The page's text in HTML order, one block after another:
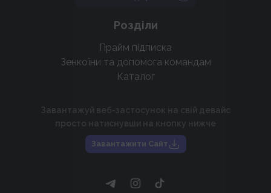
Розділи
Прайм підписка
Зенкоїни та допомога командам
Каталог
Завантажуй веб-застосунок на свій девайс
просто натиснувши на кнопку нижче
Завантажити Сайт